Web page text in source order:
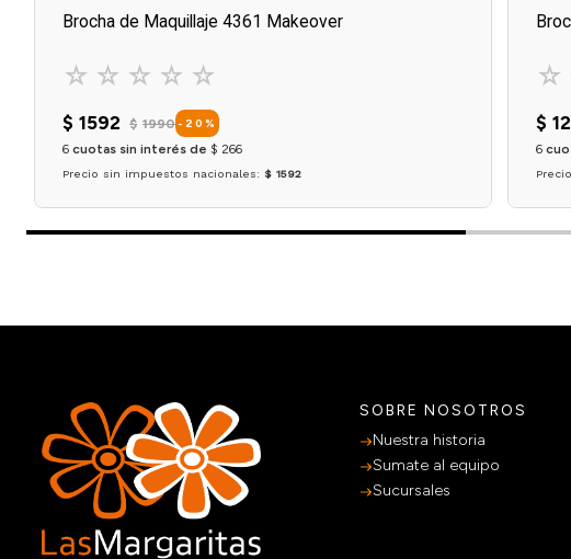
Brocha de Maquillaje 4361 Makeover
☆ ☆ ☆ ☆ ☆
$ 1592 $ 1990 - 20 %
6 cuotas sin interés de $ 266
Precio sin impuestos nacionales: $ 1592
☆
$
6
SOBRE NOSOTROS
Nuestra historia
Sumate al equipo
Sucursales